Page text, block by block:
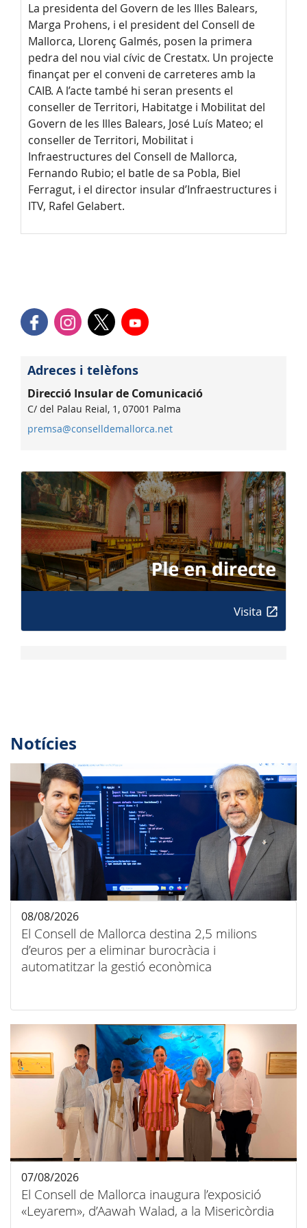
La presidenta del Govern de les Illes Balears,
Marga Prohens, i el president del Consell de
Mallorca, Llorenç Galmés, posen la primera
pedra del nou vial cívic de Crestatx. Un projecte
finançat per el conveni de carreteres amb la
CAIB. A l’acte també hi seran presents el
conseller de Territori, Habitatge i Mobilitat del
Govern de les Illes Balears, José Luís Mateo; el
conseller de Territori, Mobilitat i
Infraestructures del Consell de Mallorca,
Fernando Rubio; el batle de sa Pobla, Biel
Ferragut, i el director insular d’Infraestructures i
ITV, Rafel Gelabert.
Adreces i telèfons
Direcció Insular de Comunicació
C/ del Palau Reial, 1, 07001 Palma
premsa@conselldemallorca.net
Visita
Notícies
El Consell de Mallorca destina 2,5 milions
d’euros per a eliminar burocràcia i
automatitzar la gestió econòmica
08/08/2026
El Consell de Mallorca inaugura l’exposició
«Leyarem», d’Aawah Walad, a la Misericòrdia
07/08/2026